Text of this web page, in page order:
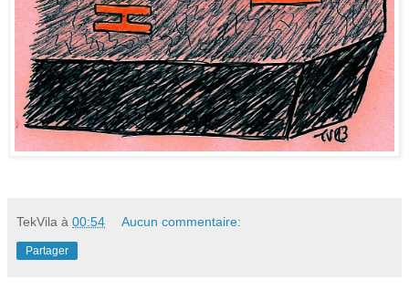
TekVila à 00:54 Aucun commentaire:
Partager